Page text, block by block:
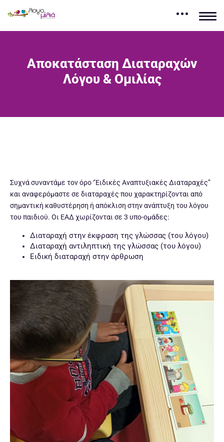
Αποκατάσταση Διαταραχών
Λόγου & Ομιλίας
Συχνά συναντάμε τον όρο ‘’Ειδικές Αναπτυξιακές Διαταραχές’’
και αναφερόμαστε σε διαταραχές που χαρακτηρίζονται από
σημαντική καθυστέρηση ή απόκλιση στην ανάπτυξη του λόγου
του παιδιού. Οι ΕΑΔ χωρίζονται σε 3 υπο-ομάδες:
Διαταραχή στην έκφραση της γλώσσας (του λόγου)
Διαταραχή αντιληπτική της γλώσσας (του λόγου)
Ειδική διαταραχή στην άρθρωση